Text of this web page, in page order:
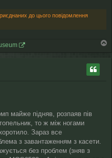
до цього повідомлення
майже підняв, розпаяв пів
то ж між ногами
Зараз все
з завантаженням з касети.
без проблем (зняв з